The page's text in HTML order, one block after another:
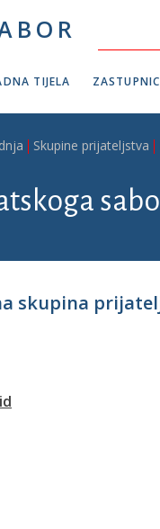
TIJELA
Skupine prijateljstva
skupina